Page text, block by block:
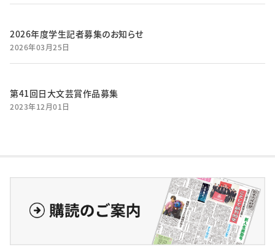
2026年度学生記者募集のお知らせ
2026年03月25日
第41回日大文芸賞作品募集
2023年12月01日